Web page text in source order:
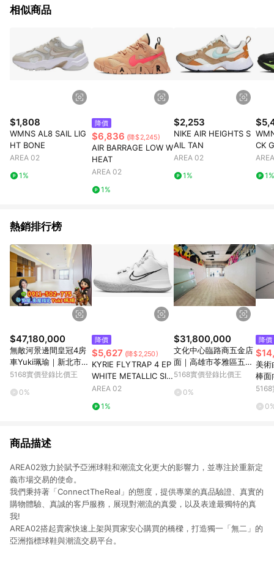
相似商品
$1,808
WMNS AL8 SAIL LIG
HT BONE
AREA 02
1%
降價
$6,836 (降$2,245)
AIR BARRAGE LOW W
HEAT
AREA 02
1%
$2,253
NIKE AIR HEIGHTS S
AIL TAN
AREA 02
1%
CK
1%
熱銷排行榜
$47,180,000
無敵河景邊間皇冠4房
車Yuki珮瑜｜新北市板
橋區中山路二段
5168實價登錄比價王
0%
降價
$5,627 (降$2,250)
KYRIE FLYTRAP 4 EP
WHITE METALLIC SIL
VER
AREA 02
1%
$31,800,000
文化中心臨路商五金店
面｜高雄市苓雅區五福
一路
5168實價登錄比價王
0%
降價
美術
棒面
雄市
商品描述
AREA02致力於賦予亞洲球鞋和潮流文化更大的影響力，並專注於重新定
義市場交易的使命。
我們秉持著「ConnectTheReal」的態度，提供專業的真品驗證、真實的
購物體驗、真誠的客戶服務，展現對潮流的真愛，以及表達最獨特的真
我!
AREA02搭起賣家快速上架與買家安心購買的橋樑，打造獨一「無二」的
亞洲指標球鞋與潮流交易平台。